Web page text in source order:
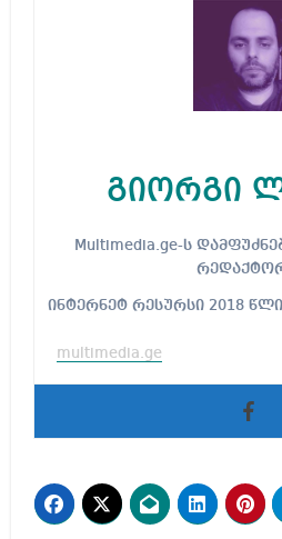
გიორგი
Multimedia.ge-ს დამფუძნებელი და მთავარი
ინტერნეტ რესურსი 2018
multimedia.ge